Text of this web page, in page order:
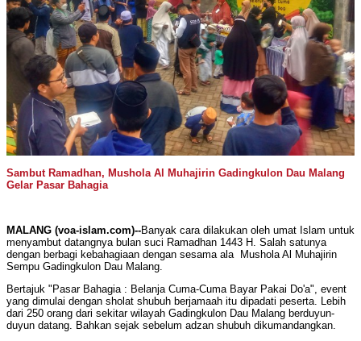
Sambut Ramadhan, Mushola Al Muhajirin Gadingkulon Dau Malang
Gelar Pasar Bahagia
MALANG (voa-islam.com)--Banyak cara dilakukan oleh umat Islam untuk
menyambut datangnya bulan suci Ramadhan 1443 H. Salah satunya
dengan berbagi kebahagiaan dengan sesama ala Mushola Al Muhajirin
Sempu Gadingkulon Dau Malang.
Bertajuk "Pasar Bahagia : Belanja Cuma-Cuma Bayar Pakai Do'a", event
yang dimulai dengan sholat shubuh berjamaah itu dipadati peserta. Lebih
dari 250 orang dari sekitar wilayah Gadingkulon Dau Malang berduyun-
duyun datang. Bahkan sejak sebelum adzan shubuh dikumandangkan.